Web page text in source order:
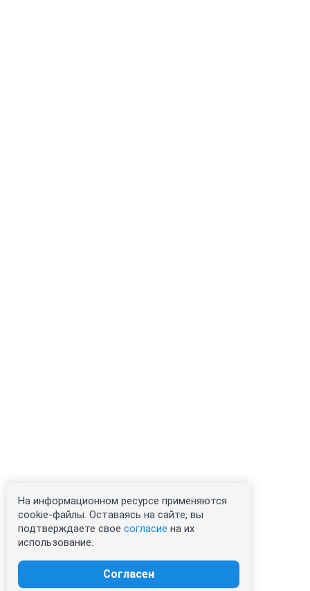
На информационном ресурсе применяются
cookie-файлы. Оставаясь на сайте, вы
подтверждаете свое согласие на их
использование.
Согласен